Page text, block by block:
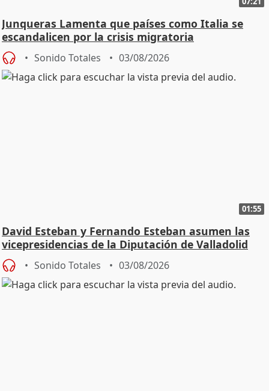
Junqueras Lamenta que países como Italia se
escandalicen por la crisis migratoria
Sonido Totales 03/08/2026
01:55
David Esteban y Fernando Esteban asumen las
vicepresidencias de la Diputación de Valladolid
Sonido Totales 03/08/2026